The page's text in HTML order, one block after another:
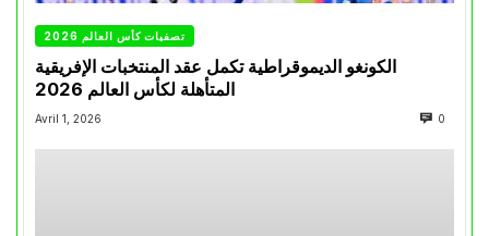
تصفيات كأس العالم 2026
الكونغو الديموقراطية تكمل عقد المنتخبات الإفريقية
المتأهلة لكأس العالم 2026
Avril 1, 2026 0